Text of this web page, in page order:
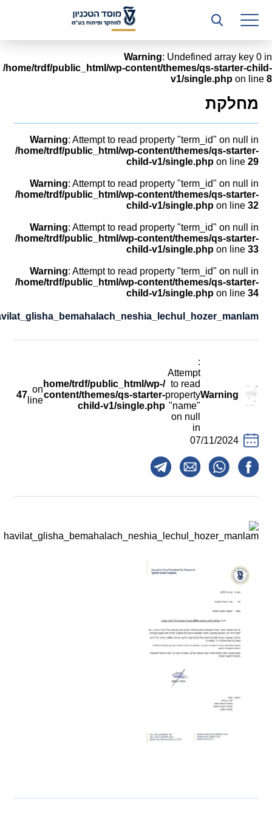
רשות המחקר
היחידה העסקית (T3)
קשרי תעשייה
ביה”ס ללימודי המשך
המכון הישראלי לטכנולוגיות ייצור חומרים
משאבי אנוש
כספים וכלכלה
המחלקה המשפטית
מחלקת תפעול
קולות קוראים
English
Warning: Undefined array key 0 in
/home/trdf/public_html/wp-content/themes/qs-starter-child-
v1/single.php on line 8
מחלקת
Warning: Attempt to read property "term_id" on null in
/home/trdf/public_html/wp-content/themes/qs-starter-
child-v1/single.phpon line 29
Warning: Attempt to read property "term_id" on null in
/home/trdf/public_html/wp-content/themes/qs-starter-
child-v1/single.phpon line 32
Warning: Attempt to read property "term_id" on null in
/home/trdf/public_html/wp-content/themes/qs-starter-
child-v1/single.phpon line 33
Warning: Attempt to read property "term_id" on null in
/home/trdf/public_html/wp-content/themes/qs-starter-
child-v1/single.phpon line 34
Warning
:
Attempt
to read
property
"name"
on null
in
/home/trdf/public_html/wp-
content/themes/qs-starter-
child-v1/single.php
on
line
47
07/11/2024